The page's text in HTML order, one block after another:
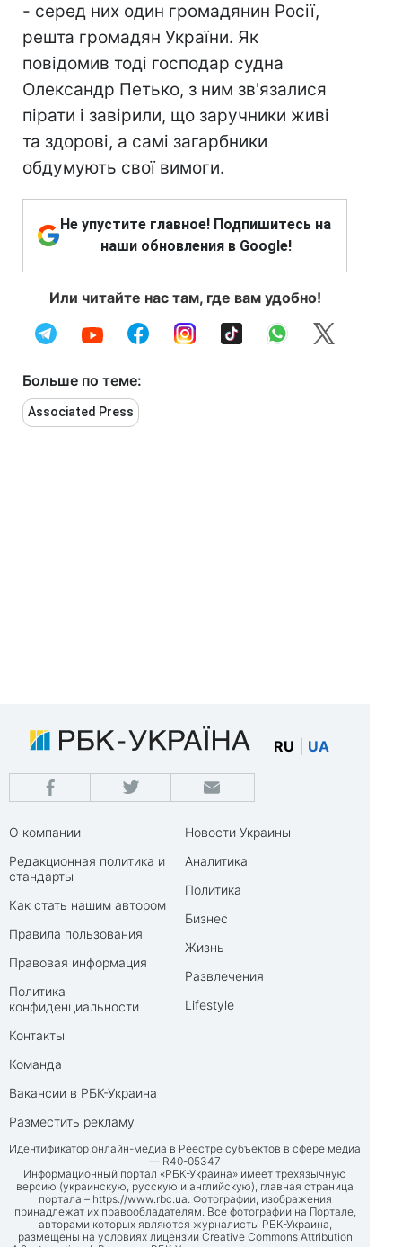
- серед них один громадянин Росії,
решта громадян України. Як
повідомив тоді господар судна
Олександр Петько, з ним зв'язалися
пірати і завірили, що заручники живі
та здорові, а самі загарбники
обдумують свої вимоги.
Не упустите главное! Подпишитесь на
наши обновления в Google!
Или читайте нас там, где вам удобно!
Больше по теме:
Associated Press
RU UA
О компании
Редакционная политика и
стандарты
Как стать нашим автором
Правила пользования
Правовая информация
Политика
конфиденциальности
Контакты
Команда
Вакансии в РБК-Украина
Разместить рекламу
Новости Украины
Аналитика
Политика
Бизнес
Жизнь
Развлечения
Lifestyle
Идентификатор онлайн-медиа в Реестре субъектов в сфере медиа
— R40-05347
Информационный портал «РБК-Украина» имеет трехязычную
версию (украинскую, русскую и английскую), главная страница
портала – https://www.rbc.ua. Фотографии, изображения
принадлежат их правообладателям. Все фотографии на Портале,
авторами которых являются журналисты РБК-Украина,
размещены на условиях лицензии Creative Commons Attribution